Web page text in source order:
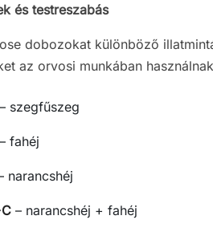
és testreszabás
dobozokat különböző
az orvosi munkában
– szegfűszeg
– fahéj
narancshéj
– narancshéj + fahéj